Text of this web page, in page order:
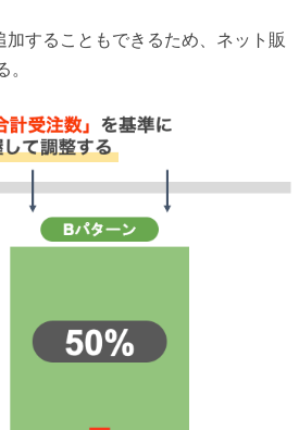
することもできるため、ネット販